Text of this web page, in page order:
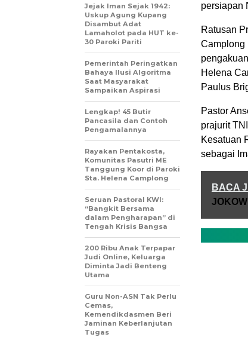
persiapan
Ratusan
Camplong
Helena
Paulus
Pastor
prajurit
Kesatuan
sebagai
BACA
Jejak Iman Sejak 1942:
Uskup Agung Kupang
Disambut Adat
Lamaholot pada HUT ke-
30 Paroki Pariti
Pemerintah Peringatkan
Bahaya Ilusi Algoritma
Saat Masyarakat
Sampaikan Aspirasi
Lengkap! 45 Butir
Pancasila dan Contoh
Pengamalannya
Rayakan Pentakosta,
Komunitas Pasutri ME
Tanggung Koor di Paroki
Sta. Helena Camplong
Seruan Pastoral KWI:
“Bangkit Bersama
dalam Pengharapan” di
Tengah Krisis Bangsa
200 Ribu Anak Terpapar
Judi Online, Keluarga
Diminta Jadi Benteng
Utama
Guru Non-ASN Tak Perlu
Cemas,
Kemendikdasmen Beri
Jaminan Keberlanjutan
Tugas